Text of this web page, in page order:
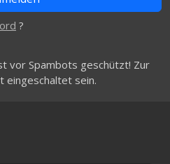
?
vor Spambots geschützt! Zur
eingeschaltet sein.